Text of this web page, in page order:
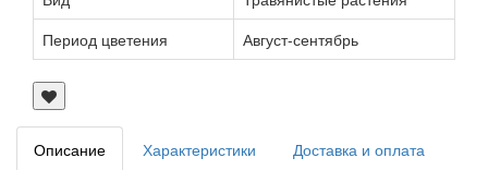
Период цветения
Август-сентябрь
Описание Характеристики Доставка и оплата